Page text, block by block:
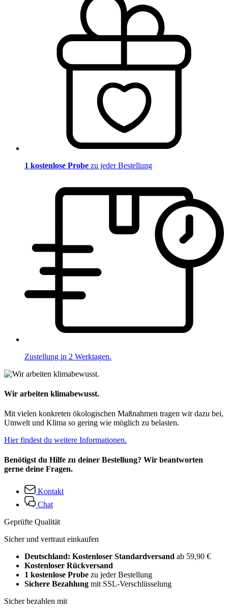
1 kostenlose Probe zu jeder Bestellung
Zustellung in 2 Werktagen.
Wir arbeiten klimabewusst.
Mit vielen konkreten ökologischen Maßnahmen tragen wir dazu bei,
Umwelt und Klima so gering wie möglich zu belasten.
Hier findest du weitere Informationen.
Benötigst du Hilfe zu deiner Bestellung? Wir beantworten
gerne deine Fragen.
Kontakt
Chat
Geprüfte Qualität
Sicher und vertraut einkaufen
Deutschland: Kostenloser Standardversand ab 59,90 €
Kostenloser Rückversand
1 kostenlose Probe zu jeder Bestellung
Sichere Bezahlung mit SSL-Verschlüsselung
Sicher bezahlen mit